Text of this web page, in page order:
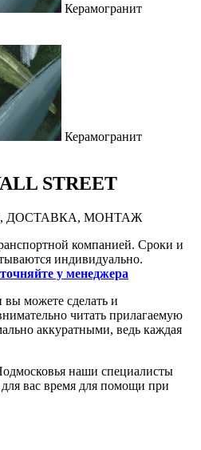
Керамогранит
Керамогранит
STREET
ДОСТАВКА, МОНТАЖ
компанией. Сроки и
индивидуально.
у менеджера
можете сделать и
читать прилагаемую
аккуратными, ведь каждая
наши специалисты
вас время для помощи при